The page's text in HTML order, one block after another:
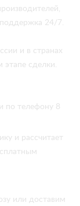
24/7.
и в странах
сделки.
по телефону 8
и рассчитает
или доставим